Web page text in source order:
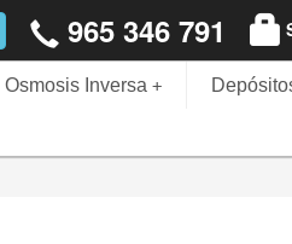
965 346 791
+
Osmosis Inversa